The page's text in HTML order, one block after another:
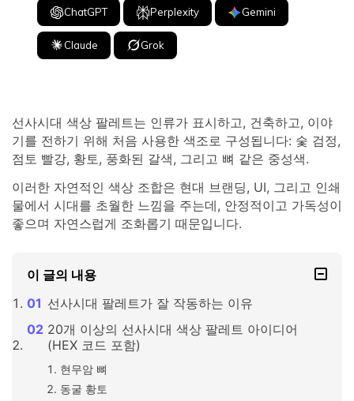
ChatGPT Perplexity Gemini
Claude Grok
선사시대 색상 팔레트는 인류가 표시하고, 건축하고, 이야
기를 전하기 위해 처음 사용한 색조로 구성됩니다: 숯 검정,
점토 빨강, 황토, 풍화된 갈색, 그리고 뼈 같은 중성색.
이러한 자연적인 색상 조합은 현대 브랜딩, UI, 그리고 인쇄
물에서 시대를 초월한 느낌을 주는데, 안정적이고 가독성이
좋으며 자연스럽게 조화롭기 때문입니다.
이 글의 내용
선사시대 팔레트가 잘 작동하는 이유
20개 이상의 선사시대 색상 팔레트 아이디어
(HEX 코드 포함)
현무암 뼈
동굴 황토